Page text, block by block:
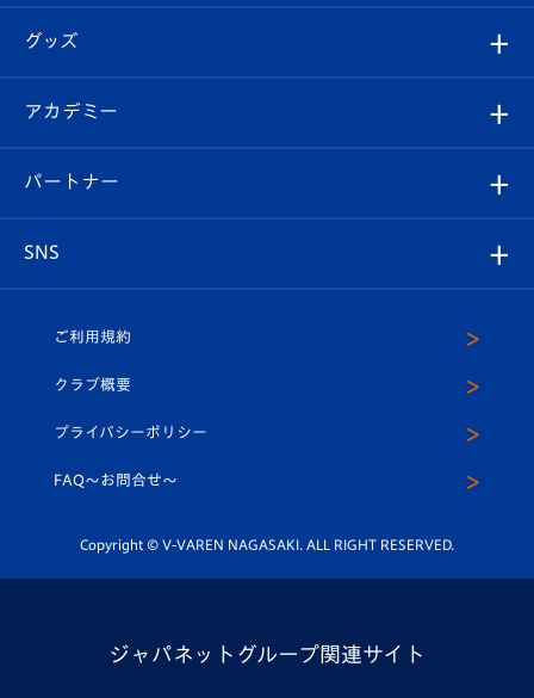
チケット
イベント
メディア
ホームタウン
スタッフプロフィール
マスコット紹介
平和祈念活動
ホームタウン活動
はじめての観戦ガイド
Revive Team
ヴィヴィくんの長崎おもてなしガイド
フォトギャラリー
スタジアムグルメ
チケット
V-LOVERS（ファンクラブ）
プレイヤーズスイート
グッズ
オンラインショップ
店舗情報
アカデミー
育成からのお知らせ
U-18
スクール
パートナー
SNS
ヴィヴィくんインスタグラム
公式LINE＠
ご利用規約
クラブ概要
プライバシーポリシー
FAQ〜お問合せ〜
Copyright © V-VAREN NAGASAKI. ALL RIGHT RESERVED.
ジャパネットグループ関連サイト